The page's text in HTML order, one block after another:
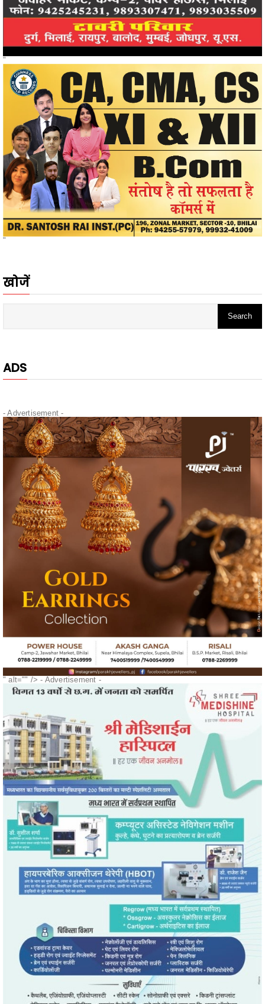
- Advertisement -
" alt="" />- Advertisement -